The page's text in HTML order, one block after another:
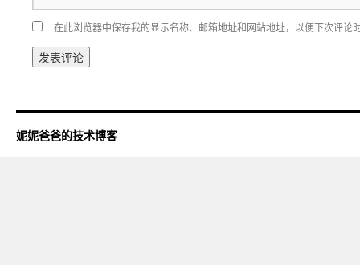
在此浏览器中保存我的显示名称、邮箱地址和网站地址，以便下次评论
妮妮爸爸的技术博客